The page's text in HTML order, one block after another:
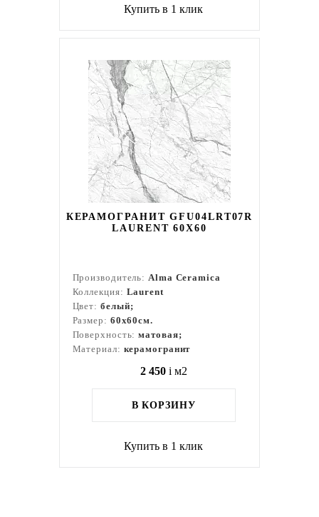
Купить в 1 клик
КЕРАМОГРАНИТ GFU04LRT07R
LAURENT 60X60
Производитель:Alma Ceramica
Коллекция: Laurent
Цвет: белый;
Размер: 60x60см.
Поверхность:матовая;
Материал: керамогранит
2 450 i м2
В КОРЗИНУ
Купить в 1 клик